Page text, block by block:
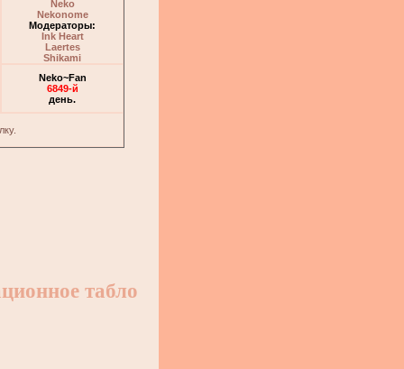
Neko
Nekonome
Модераторы:
Ink Heart
Laertes
Shikami
Neko~Fan
6849-й
день.
табло